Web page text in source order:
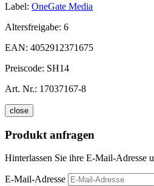
Label: OneGate Media
Altersfreigabe: 6
EAN: 4052912371675
Preiscode: SH14
Art. Nr.: 17037167-8
close
Produkt anfragen
Hinterlassen Sie ihre E-Mail-Adresse
E-Mail-Adresse